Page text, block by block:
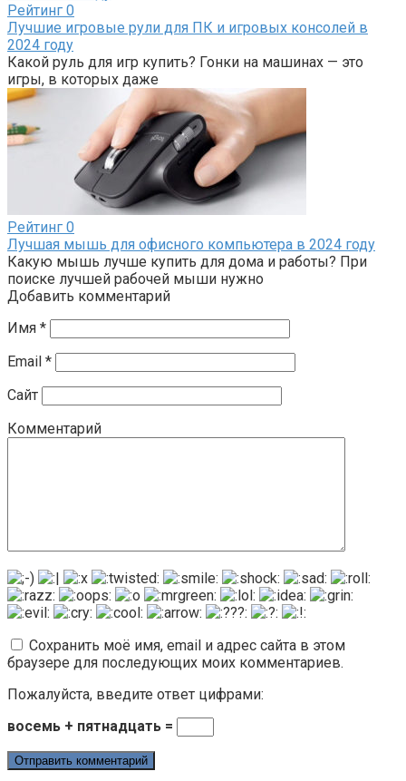
Рейтинг 0
Лучшие игровые рули для ПК и игровых консолей в
2024 году
Какой руль для игр купить? Гонки на машинах — это
игры, в которых даже
Рейтинг 0
Лучшая мышь для офисного компьютера в 2024 году
Какую мышь лучше купить для дома и работы? При
поиске лучшей рабочей мыши нужно
Добавить комментарий
Имя *
Email *
Сайт
Комментарий
Сохранить моё имя, email и адрес сайта в этом
браузере для последующих моих комментариев.
Пожалуйста, введите ответ цифрами:
восемь + пятнадцать =